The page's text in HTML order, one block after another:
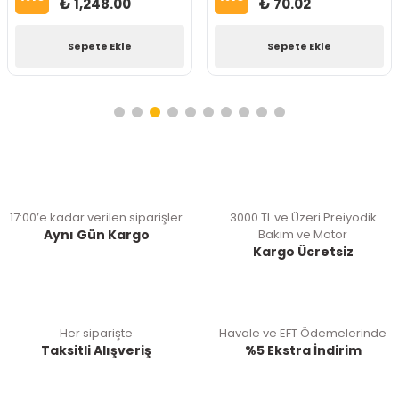
₺ 1,248.00
Sepete Ekle
₺ 70.02
Sepete Ekle
17:00’e kadar verilen siparişler
Aynı Gün Kargo
3000 TL ve Üzeri Preiyodik
Bakım ve Motor
Kargo Ücretsiz
Her siparişte
Taksitli Alışveriş
Havale ve EFT Ödemelerinde
%5 Ekstra İndirim